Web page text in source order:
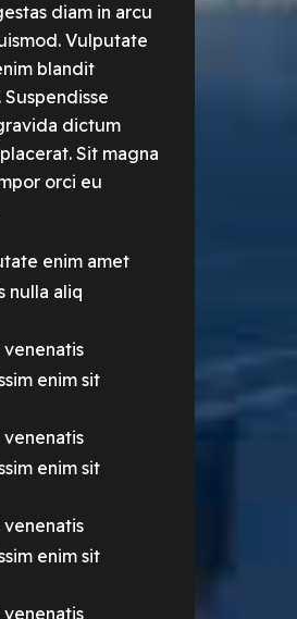
diam in arcu
Vulputate
blandit
dictum
Sit magna
orci eu
enim amet
nulla aliq
enim sit
enim sit
enim sit
venenatis